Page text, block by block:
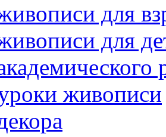
для
для
живописи